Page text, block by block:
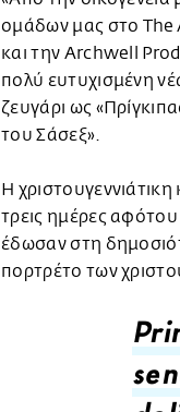
ομάδων μας στο
και την Archwell
πολύ ευτυχισμένη
ζευγάρι ως
του Σάσεξ».
Η
τρεις ημέρες αφότου
έδωσαν στη
πορτρέτο των